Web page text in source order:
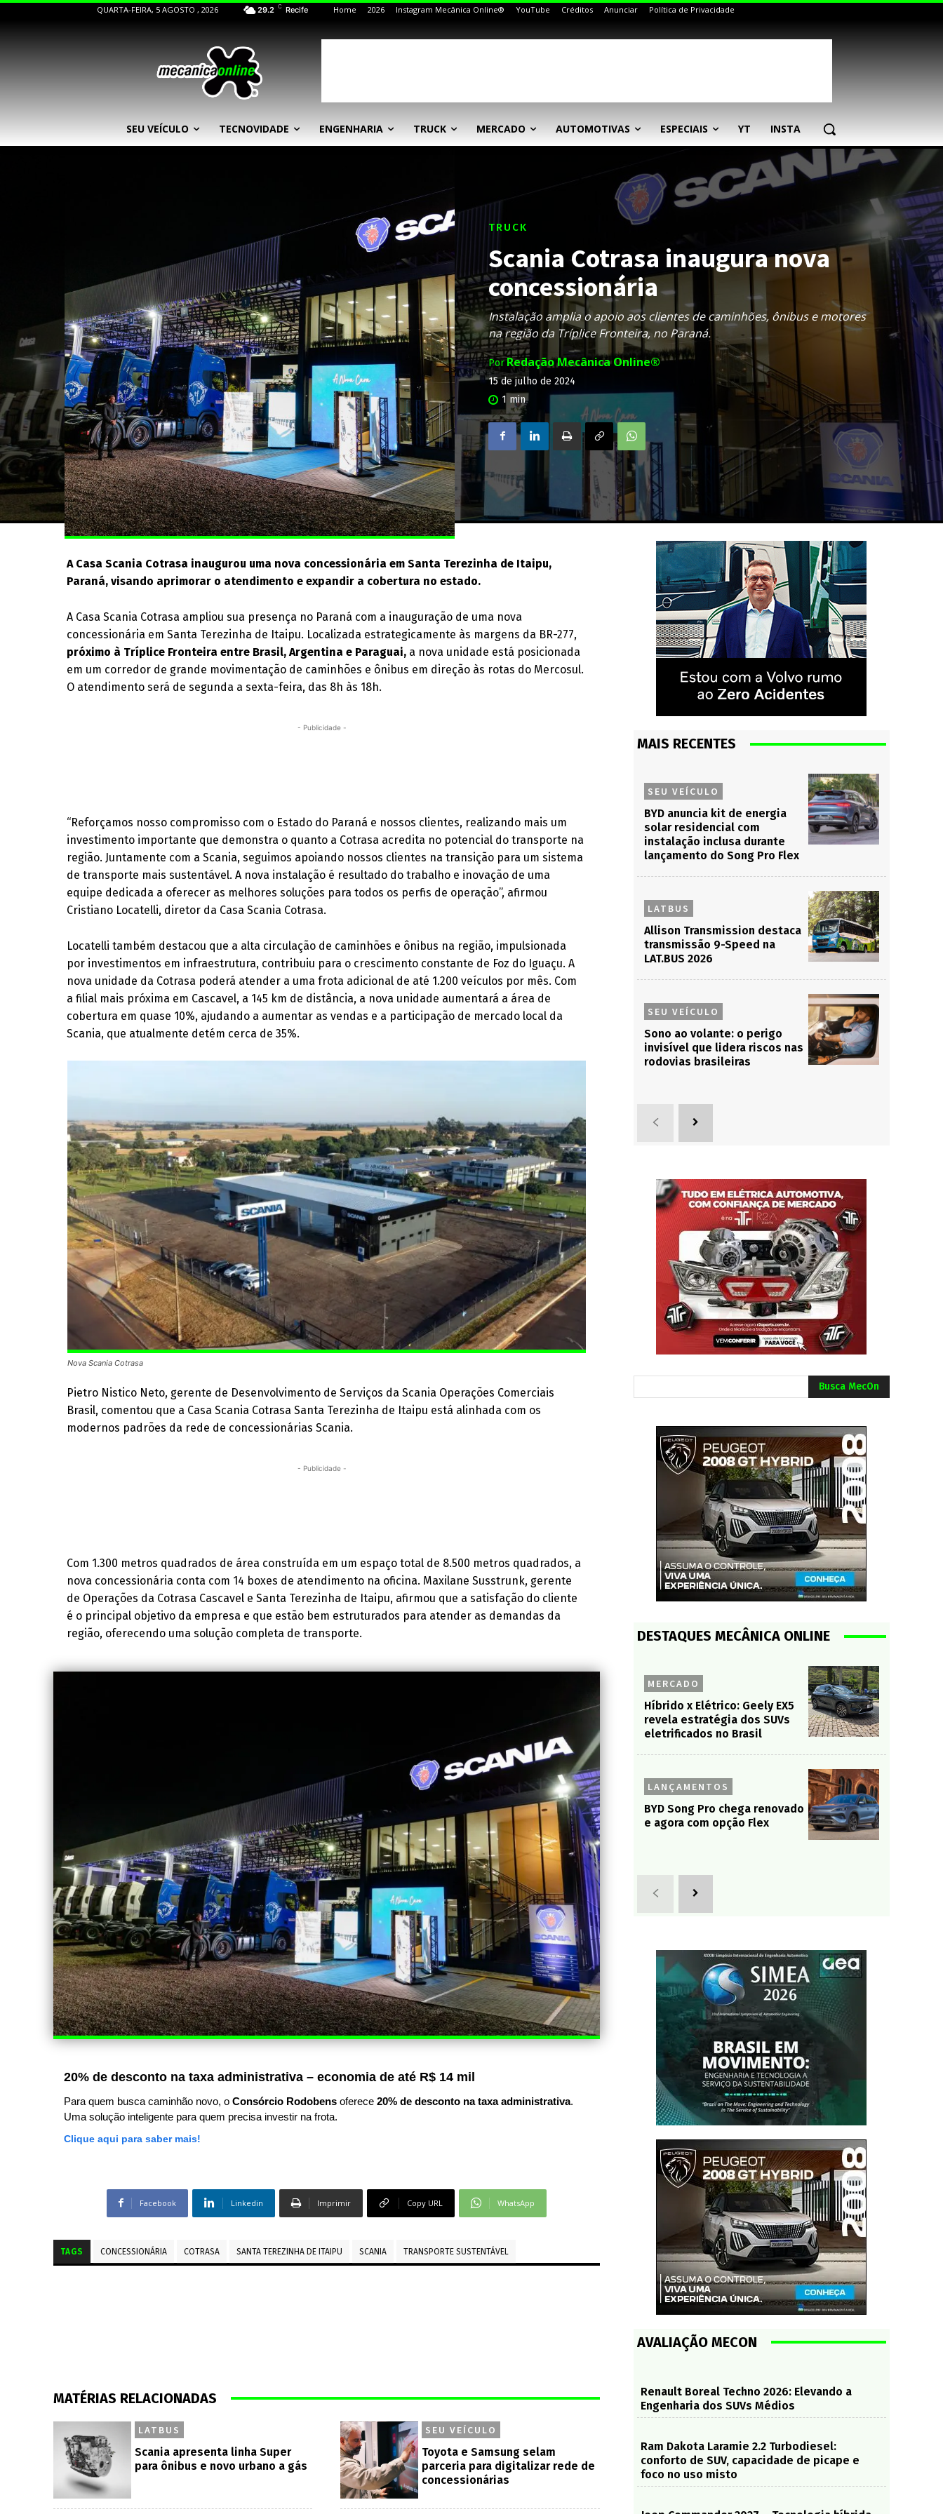
QUARTA-FEIRA, 5 AGOSTO , 2026 29.2 C Recife Home 2026 Instagram Mecânica Online® YouTube Créditos Anunciar Política de Privacidade
SEU VEÍCULO TECNOVIDADE ENGENHARIA TRUCK MERCADO AUTOMOTIVAS ESPECIAIS YT INSTA
TRUCK
Scania Cotrasa inaugura nova
concessionária
Instalação amplia o apoio aos clientes de caminhões, ônibus e motores
na região da Tríplice Fronteira, no Paraná.
PorRedação Mecânica Online®
15 de julho de 2024
1 min
A Casa Scania Cotrasa inaugurou uma nova concessionária em Santa Terezinha de Itaipu,
Paraná, visando aprimorar o atendimento e expandir a cobertura no estado.
A Casa Scania Cotrasa ampliou sua presença no Paraná com a inauguração de uma nova
concessionária em Santa Terezinha de Itaipu. Localizada estrategicamente às margens da BR-277,
próximo à Tríplice Fronteira entre Brasil, Argentina e Paraguai, a nova unidade está posicionada
em um corredor de grande movimentação de caminhões e ônibus em direção às rotas do Mercosul.
O atendimento será de segunda a sexta-feira, das 8h às 18h.
- Publicidade -
“Reforçamos nosso compromisso com o Estado do Paraná e nossos clientes, realizando mais um
investimento importante que demonstra o quanto a Cotrasa acredita no potencial do transporte na
região. Juntamente com a Scania, seguimos apoiando nossos clientes na transição para um sistema
de transporte mais sustentável. A nova instalação é resultado do trabalho e inovação de uma
equipe dedicada a oferecer as melhores soluções para todos os perfis de operação”, afirmou
Cristiano Locatelli, diretor da Casa Scania Cotrasa.
Locatelli também destacou que a alta circulação de caminhões e ônibus na região, impulsionada
por investimentos em infraestrutura, contribuiu para o crescimento constante de Foz do Iguaçu. A
nova unidade da Cotrasa poderá atender a uma frota adicional de até 1.200 veículos por mês. Com
a filial mais próxima em Cascavel, a 145 km de distância, a nova unidade aumentará a área de
cobertura em quase 10%, ajudando a aumentar as vendas e a participação de mercado local da
Scania, que atualmente detém cerca de 35%.
Nova Scania Cotrasa
Pietro Nistico Neto, gerente de Desenvolvimento de Serviços da Scania Operações Comerciais
Brasil, comentou que a Casa Scania Cotrasa Santa Terezinha de Itaipu está alinhada com os
modernos padrões da rede de concessionárias Scania.
- Publicidade -
Com 1.300 metros quadrados de área construída em um espaço total de 8.500 metros quadrados, a
nova concessionária conta com 14 boxes de atendimento na oficina. Maxilane Susstrunk, gerente
de Operações da Cotrasa Cascavel e Santa Terezinha de Itaipu, afirmou que a satisfação do cliente
é o principal objetivo da empresa e que estão bem estruturados para atender as demandas da
região, oferecendo uma solução completa de transporte.
20% de desconto na taxa administrativa – economia de até R$ 14 mil
Para quem busca caminhão novo, o Consórcio Rodobens oferece 20% de desconto na taxa administrativa.
Uma solução inteligente para quem precisa investir na frota.
Clique aqui para saber mais!
Facebook Linkedin Imprimir Copy URL WhatsApp
TAGS CONCESSIONÁRIA COTRASA SANTA TEREZINHA DE ITAIPU SCANIA TRANSPORTE SUSTENTÁVEL
MATÉRIAS RELACIONADAS
LATBUS
Scania apresenta linha Super
para ônibus e novo urbano a gás
SEU VEÍCULO
Toyota e Samsung selam
parceria para digitalizar rede de
concessionárias
MAIS RECENTES
SEU VEÍCULO
BYD anuncia kit de energia
solar residencial com
instalação inclusa durante
lançamento do Song Pro Flex
LATBUS
Allison Transmission destaca
transmissão 9-Speed na
LAT.BUS 2026
SEU VEÍCULO
Sono ao volante: o perigo
invisível que lidera riscos nas
rodovias brasileiras
Busca MecOn
DESTAQUES MECÂNICA ONLINE
MERCADO
Híbrido x Elétrico: Geely EX5
revela estratégia dos SUVs
eletrificados no Brasil
LANÇAMENTOS
BYD Song Pro chega renovado
e agora com opção Flex
AVALIAÇÃO MECON
Renault Boreal Techno 2026: Elevando a
Engenharia dos SUVs Médios
Ram Dakota Laramie 2.2 Turbodiesel:
conforto de SUV, capacidade de picape e
foco no uso misto